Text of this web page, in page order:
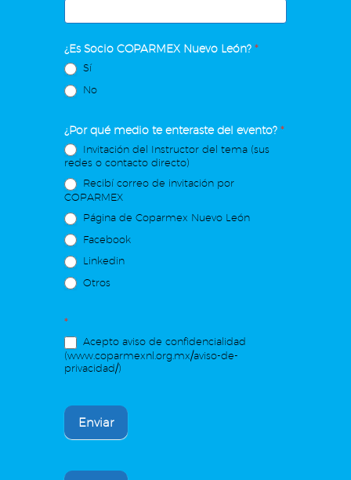
¿Es Socio COPARMEX Nuevo León? *
Sí
No
¿Por qué medio te enteraste del evento? *
Invitación del Instructor del tema (sus
redes o contacto directo)
Recibí correo de invitación por
COPARMEX
Página de Coparmex Nuevo León
Facebook
Linkedin
Otros
*
Acepto aviso de confidencialidad
(www.coparmexnl.org.mx/aviso-de-
privacidad/)
Enviar